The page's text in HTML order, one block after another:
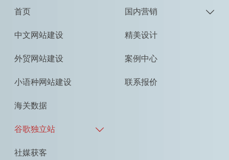
首页
中文网站建设
外贸网站建设
小语种网站建设
海关数据
谷歌独立站 
社媒获客
国内营销 
精美设计
案例中心
联系报价